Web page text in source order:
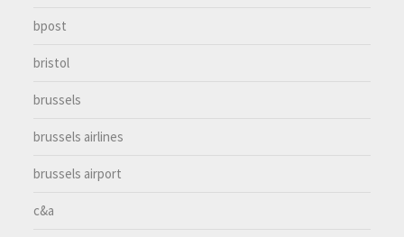
bpost
bristol
brussels
brussels airlines
brussels airport
c&a